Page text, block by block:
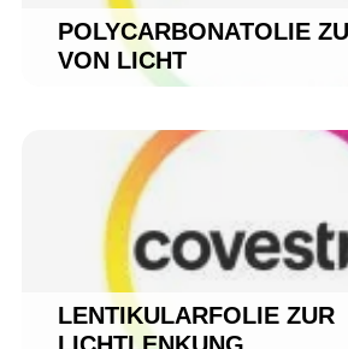
POLYCARBONATOLIE
VON LICHT
LENTIKULARFOLIE ZUR